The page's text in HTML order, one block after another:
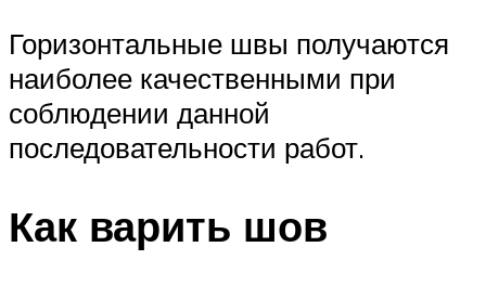
Горизонтальные швы получаются
наиболее качественными при
соблюдении данной
последовательности работ.
Как варить шов